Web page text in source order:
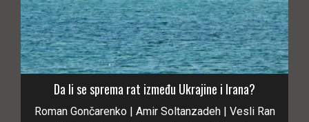
Da li se sprema rat između Ukrajine i Irana?
Roman Gončarenko | Amir Soltanzadeh | Vesli Ran